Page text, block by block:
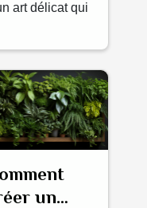
art délicat qui
un